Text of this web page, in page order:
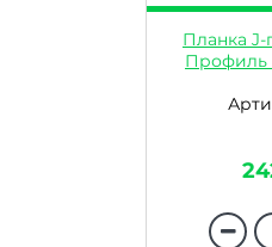
Планка
Профиль